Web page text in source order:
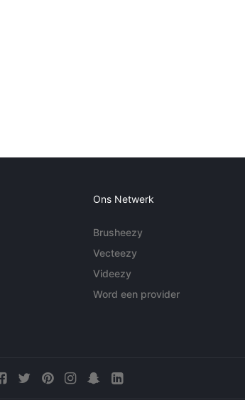
Ons Netwerk
Brusheezy
Vecteezy
Videezy
Word een provider